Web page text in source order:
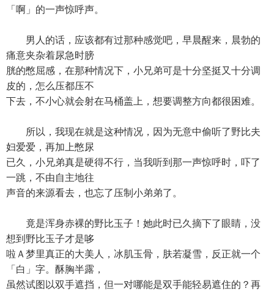
「啊」的一声惊呼声。
男人的话，应该都有过那种感觉吧，早晨醒来，晨勃的
痛意夹杂着尿急时膀
胱的憋屈感，在那种情况下，小兄弟可是十分坚挺又十分调
皮的，怎么压都压不
下去，不小心就会射在马桶盖上，想要调整方向都很困难。
所以，我现在就是这种情况，因为无意中偷听了野比夫
妇爱爱，再加上憋尿
已久，小兄弟真是硬得不行，当我听到那一声惊呼时，吓了
一跳，不由自主地往
声音的来源看去，也忘了压制小弟弟了。
竟是浑身赤裸的野比玉子！她此时已久摘下了眼睛，没
想到野比玉子才是哆
啦Ａ梦里真正的大美人，冰肌玉骨，肤若凝雪，反正就一个
「白」字。酥胸半露，
虽然试图以双手遮挡，但一对哪能是双手能轻易遮住的？再